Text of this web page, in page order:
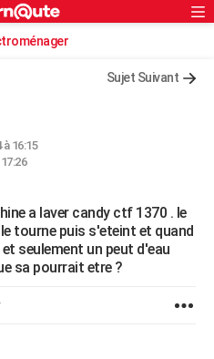
Sujet Suivant
16:15
a laver candy ctf 1370 . le
tourne puis s'eteint et quand
seulement un peut d'eau
sa pourrait etre ?